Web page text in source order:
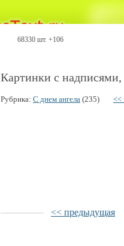
68330 шт. +106
Картинки с
Рубрика: С днем ангела (235) <<
<< предыдущая